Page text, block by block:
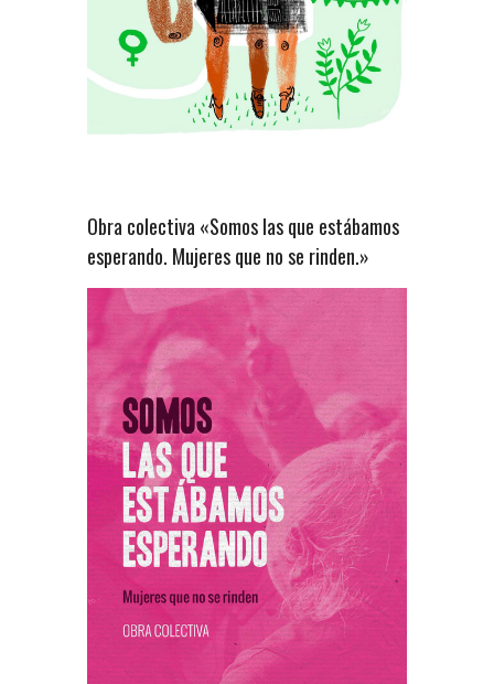
Obra colectiva «Somos las que estábamos
esperando. Mujeres que no se rinden.»